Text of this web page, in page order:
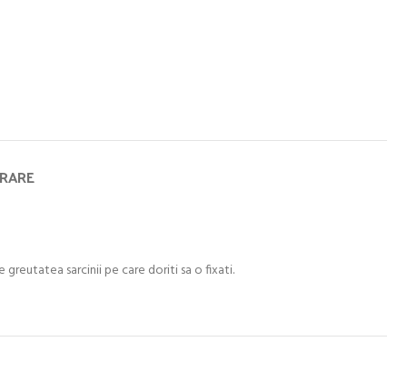
sarcinii pe care doriti sa o fixati.